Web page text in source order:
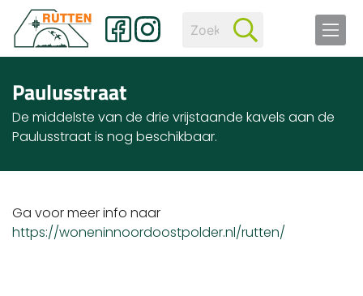
Paulusstraat
De middelste van de drie vrijstaande kavels aan de
Paulusstraat is nog beschikbaar.
Ga voor meer info naar
https://woneninnoordoostpolder.nl/rutten/